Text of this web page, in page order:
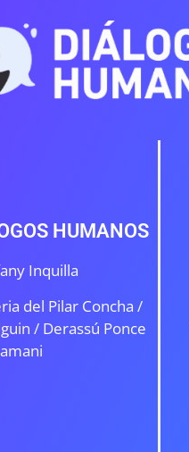
HUMANOS
Inquilla
del Pilar Concha /
/ Derassú Ponce